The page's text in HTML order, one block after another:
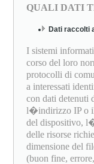
QUALI DATI
Dati raccolti
I sistemi
corso del loro
protocolli di
a interessati
con dati detenuti
l�indirizzo IP o il
del dispositivo,
delle risorse
dimensione del
(buon fine,